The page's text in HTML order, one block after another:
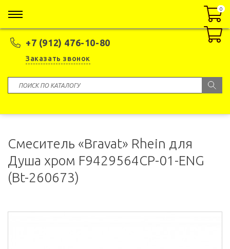
+7 (912) 476-10-80
Заказать звонок
0
0
Смеситель «Bravat» Rhein для
Душа хром F9429564CP-01-ENG
(Bt-260673)